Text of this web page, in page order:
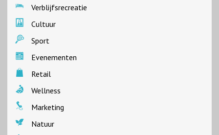
Verblijfsrecreatie
Cultuur
Sport
Evenementen
Retail
Wellness
Marketing
Natuur